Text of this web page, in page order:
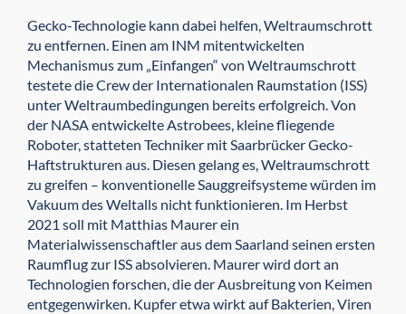
Gecko-Technologie kann dabei helfen, Weltraumschrott
zu entfernen. Einen am INM mitentwickelten
Mechanismus zum „Einfangen“ von Weltraumschrott
testete die Crew der Internationalen Raumstation (ISS)
unter Weltraumbedingungen bereits erfolgreich. Von
der NASA entwickelte Astrobees, kleine fliegende
Roboter, statteten Techniker mit Saarbrücker Gecko-
Haftstrukturen aus. Diesen gelang es, Weltraumschrott
zu greifen – konventionelle Sauggreifsysteme würden im
Vakuum des Weltalls nicht funktionieren. Im Herbst
2021 soll mit Matthias Maurer ein
Materialwissenschaftler aus dem Saarland seinen ersten
Raumflug zur ISS absolvieren. Maurer wird dort an
Technologien forschen, die der Ausbreitung von Keimen
entgegenwirken. Kupfer etwa wirkt auf Bakterien, Viren